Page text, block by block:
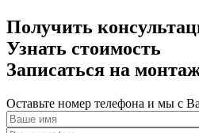
Получить
Узнать стоимость
Записаться на
Оставьте номер телефона и мы с